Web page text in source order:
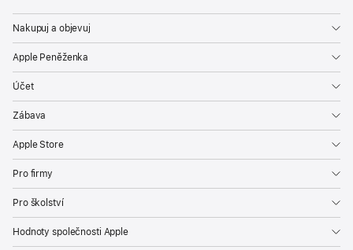
Nakupuj a objevuj
Apple Peněženka
Účet
Zábava
Apple Store
Pro firmy
Pro školství
Hodnoty společnosti Apple